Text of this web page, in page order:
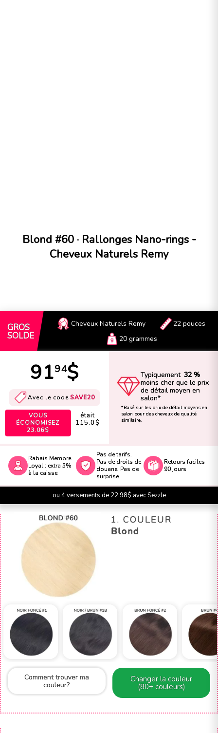
Blond #60 · Rallonges Nano-rings -
Cheveux Naturels Remy
GROS
SOLDE
Cheveux Naturels Remy
22 pouces
20 grammes
9194$
Avec le code SAVE20
VOUS
ÉCONOMISEZ
23.06$
était
115.0$
Typiquement 32 %
moins cher que le prix
de détail moyen en
salon*
*Basé sur les prix de détail moyens en
salon pour des cheveux de qualité
similaire.
Rabais Membre
Loyal : extra 5%
à la caisse
Pas de tarifs.
Pas de droits de
douane. Pas de
surprise.
Retours faciles
90 jours
ou 4 versements de 22.98$ avec Sezzle
1. COULEUR
Blond
Comment trouver ma
couleur?
Changer la couleur
(80+ couleurs)